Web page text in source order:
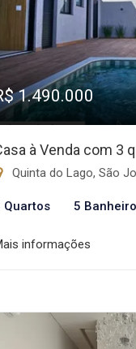
1.490.000
à Venda com 3
Quinta do Lago, São
Quartos 5
informações